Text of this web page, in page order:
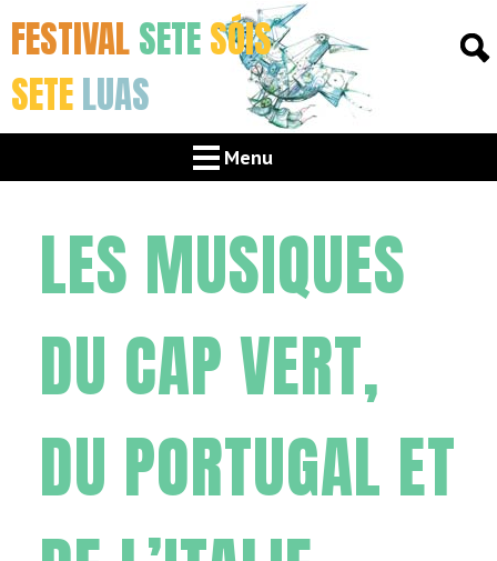
FESTIVALSETESÓIS
SETELUAS
Menu
LES MUSIQUES
DU CAP VERT,
DU PORTUGAL ET